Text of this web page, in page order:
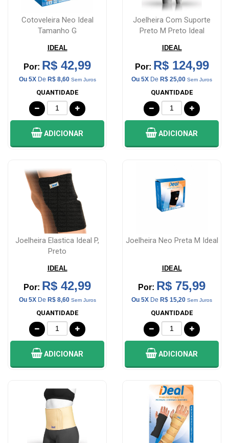
Cotoveleira Neo Ideal
Tamanho G
IDEAL
Por: R$ 42,99
Ou 5XDe R$ 8,60 Sem Juros
QUANTIDADE
ADICIONAR
Joelheira Com Suporte
Preto M Preto Ideal
IDEAL
Por: R$ 124,99
Ou 5X De R$ 25,00 Sem Juros
QUANTIDADE
ADICIONAR
Joelheira Elastica Ideal P,
Preto
IDEAL
Por: R$ 42,99
Ou 5XDe R$ 8,60 Sem Juros
QUANTIDADE
ADICIONAR
Joelheira Neo Preta M Ideal
IDEAL
Por: R$ 75,99
Ou 5X De R$ 15,20 Sem Juros
QUANTIDADE
ADICIONAR